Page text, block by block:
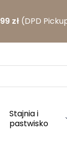
zł (DPD
Stajnia i
pastwisko